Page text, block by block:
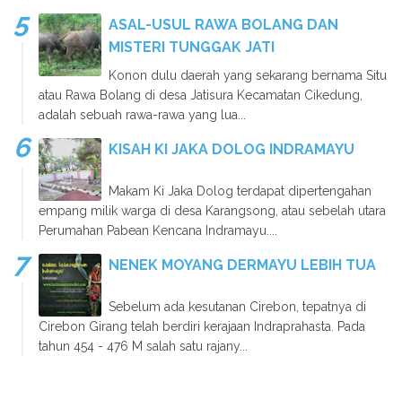
ASAL-USUL RAWA BOLANG DAN
MISTERI TUNGGAK JATI
Konon dulu daerah yang sekarang bernama Situ
atau Rawa Bolang di desa Jatisura Kecamatan Cikedung,
adalah sebuah rawa-rawa yang lua...
KISAH KI JAKA DOLOG INDRAMAYU
Makam Ki Jaka Dolog terdapat dipertengahan
empang milik warga di desa Karangsong, atau sebelah utara
Perumahan Pabean Kencana Indramayu....
NENEK MOYANG DERMAYU LEBIH TUA
Sebelum ada kesutanan Cirebon, tepatnya di
Cirebon Girang telah berdiri kerajaan Indraprahasta. Pada
tahun 454 - 476 M salah satu rajany...